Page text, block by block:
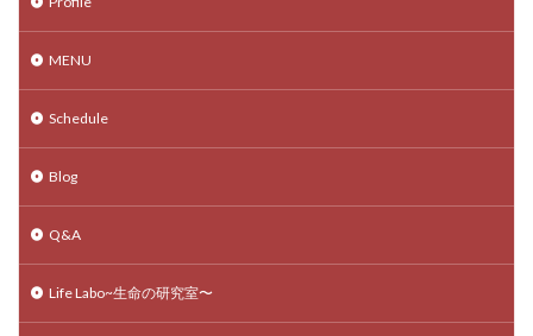
MENU
Schedule
Blog
Q&A
Life Labo~生命の研究室〜